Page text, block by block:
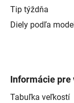
Tip týždňa
Diely podľa
Informácie pre
Tabuľka veľkostí